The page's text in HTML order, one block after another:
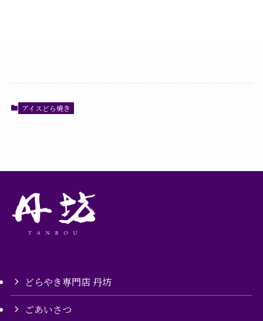
アイスどら焼き
どらやき専門店 丹坊
ごあいさつ